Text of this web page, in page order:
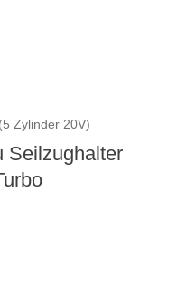
Zylinder 20V)
Seilzughalter